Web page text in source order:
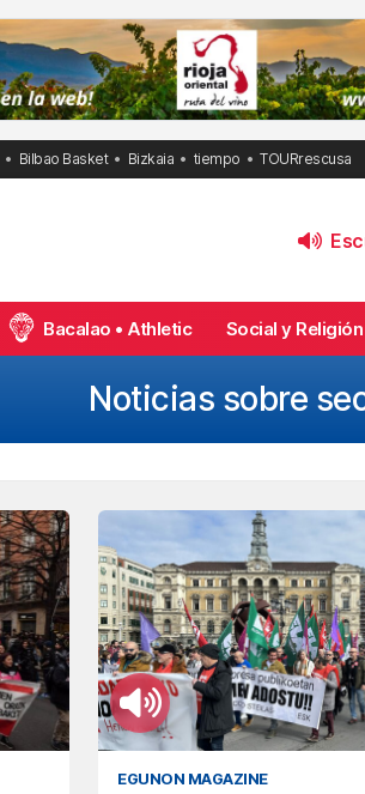
Bilbao Basket Bizkaia tiempo TOURrescusa
Bacalao • Athletic Social y Religión
Noticias sobre
EGUNON MAGAZINE